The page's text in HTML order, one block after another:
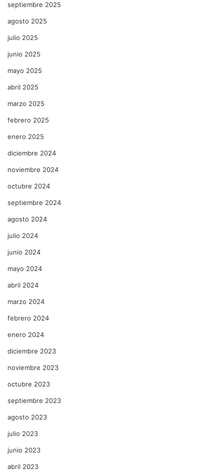
septiembre 2025
agosto 2025
julio 2025
junio 2025
mayo 2025
abril 2025
marzo 2025
febrero 2025
enero 2025
diciembre 2024
noviembre 2024
octubre 2024
septiembre 2024
agosto 2024
julio 2024
junio 2024
mayo 2024
abril 2024
marzo 2024
febrero 2024
enero 2024
diciembre 2023
noviembre 2023
octubre 2023
septiembre 2023
agosto 2023
julio 2023
junio 2023
abril 2023